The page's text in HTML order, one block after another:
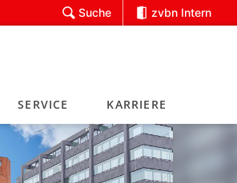
SERVICE KARRIERE
Suche zvbn Intern